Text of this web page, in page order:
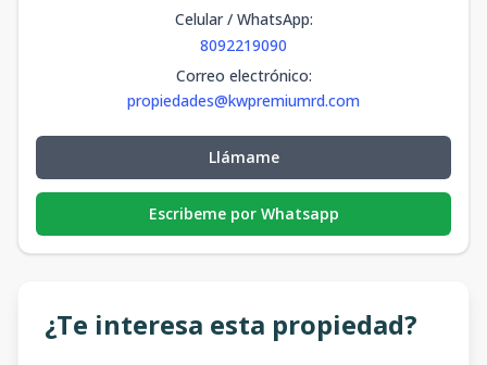
Celular / WhatsApp:
8092219090
Correo electrónico:
propiedades@kwpremiumrd.com
Llámame
Escribeme por Whatsapp
¿Te interesa esta propiedad?